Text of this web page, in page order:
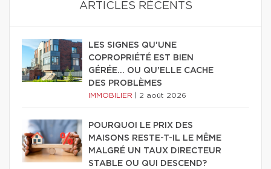
ARTICLES RÉCENTS
LES SIGNES QU'UNE
COPROPRIÉTÉ EST BIEN
GÉRÉE… OU QU'ELLE CACHE
DES PROBLÈMES
IMMOBILIER 2 août 2026
POURQUOI LE PRIX DES
MAISONS RESTE-T-IL LE MÊME
MALGRÉ UN TAUX DIRECTEUR
STABLE OU QUI DESCEND?